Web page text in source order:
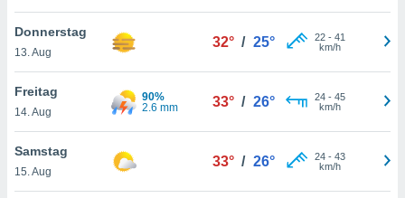
finden
. Sie
jederzeit
Rand
Donnerstag
13. Aug
32° / 25° 22- 41
km/h
Freitag
14. Aug
90%
2.6 mm
33° / 26° 24- 45
km/h
Samstag
15. Aug
33° / 26° 24- 43
km/h